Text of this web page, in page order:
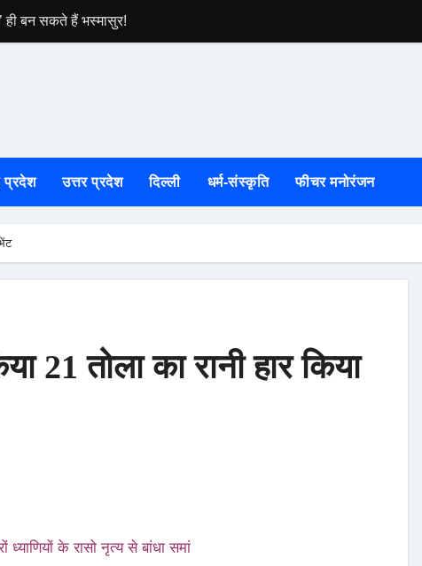
ही बन सकते हैं भस्मासुर! हरुंता बुग्याल में
प्रदेश उत्तर प्रदेश दिल्ली धर्म-संस्कृति फीचर मनोरंजन
21 तोला का रानी हार किया
ध्याणियों के रासो नृत्य से बांधा समां